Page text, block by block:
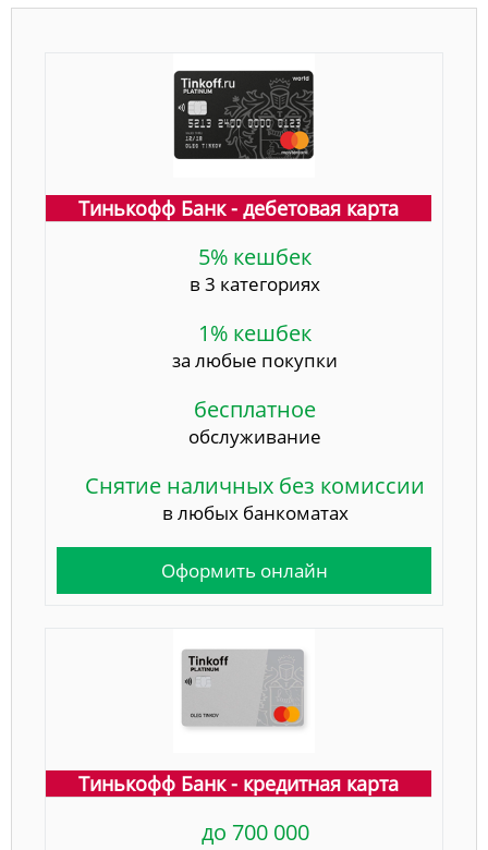
Тинькофф Банк - дебетовая карта
5% кешбек
в 3 категориях
1% кешбек
за любые покупки
бесплатное
обслуживание
Снятие наличных без комиссии
в любых банкоматах
Оформить онлайн
Тинькофф Банк - кредитная карта
до 700 000